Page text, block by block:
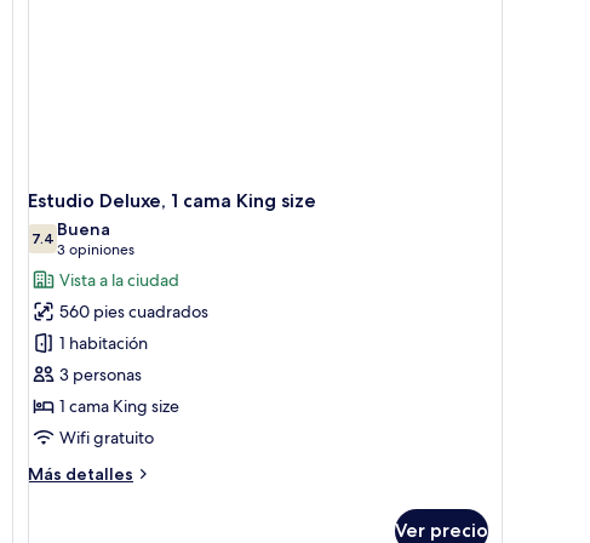
Estudio Deluxe, 1 cama King size
7.47.4 de 10
Buena
3 opiniones
(3
opiniones)
Vista a la ciudad
560 pies cuadrados
1 habitación
3 personas
1 cama King size
Wifi gratuito
Más detalles
Más
Ver precio